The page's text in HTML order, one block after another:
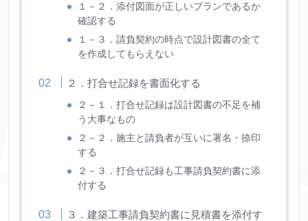
１－２．添付図面が正しいプランであるか
確認する
１－３．請負契約の時点で設計図書の全て
を作成してもらえない
２．打合せ記録を書面化する
２－１．打合せ記録は設計図書の不足を補
う大事なもの
２－２．施主と請負者が互いに署名・捺印
する
２－３．打合せ記録も工事請負契約書に添
付する
３．建築工事請負契約書に見積書を添付す